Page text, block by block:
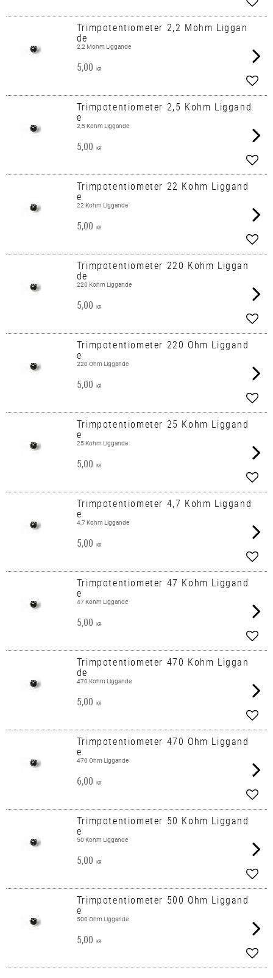
Trimpotentiometer 2,2 Mohm Liggan
de
2,2 Mohm Liggande
5,00 KR
Trimpotentiometer 2,5 Kohm Liggand
e
2,5 Kohm Liggande
5,00 KR
Trimpotentiometer 22 Kohm Liggand
e
22 Kohm Liggande
5,00 KR
Trimpotentiometer 220 Kohm Liggan
de
220 Kohm Liggande
5,00 KR
Trimpotentiometer 220 Ohm Liggand
e
220 Ohm Liggande
5,00 KR
Trimpotentiometer 25 Kohm Liggand
e
25 Kohm Liggande
5,00 KR
Trimpotentiometer 4,7 Kohm Liggand
e
4,7 Kohm Liggande
5,00 KR
Trimpotentiometer 47 Kohm Liggand
e
47 Kohm Liggande
5,00 KR
Trimpotentiometer 470 Kohm Liggan
de
470 Kohm Liggande
5,00 KR
Trimpotentiometer 470 Ohm Liggand
e
470 Ohm Liggande
6,00 KR
Trimpotentiometer 50 Kohm Liggand
e
50 Kohm Liggande
5,00 KR
Trimpotentiometer 500 Ohm Liggand
e
500 Ohm Liggande
5,00 KR